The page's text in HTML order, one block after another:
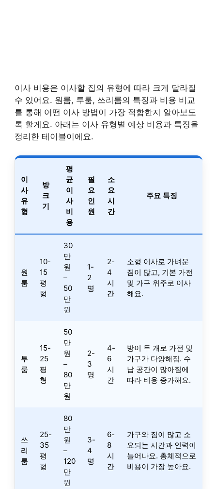
이사 비용은 이사할 집의 유형에 따라 크게 달라질
수 있어요. 원룸, 투룸, 쓰리룸의 특징과 비용 비교
를 통해 어떤 이사 방법이 가장 적합한지 알아보도
록 할게요. 아래는 이사 유형별 예상 비용과 특징을
정리한 테이블이에요.
이
사
유
형
방
크
기
평
균
이
사
비
용
필
요
인
원
소
요
시
간
주요 특징
원
룸
10-
15
평
형
30
만
원
–
50
만
원
1-
2
명
2-
4
시
간
소형 이사로 가벼운
짐이 많고, 기본 가전
및 가구 위주로 이사
해요.
투
룸
15-
25
평
형
50
만
원
–
80
만
원
2-
3
명
4-
6
시
간
방이 두 개로 가전 및
가구가 다양해짐. 수
납 공간이 많아짐에
따라 비용 증가해요.
쓰
리
룸
25-
35
평
형
80
만
원
–
120
만
원
3-
4
명
6-
8
시
간
가구와 짐이 많고 소
요되는 시간과 인력이
늘어나요. 총체적으로
비용이 가장 높아요.